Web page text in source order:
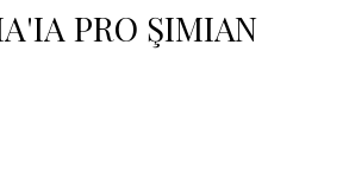
PRO ŞIMIAN